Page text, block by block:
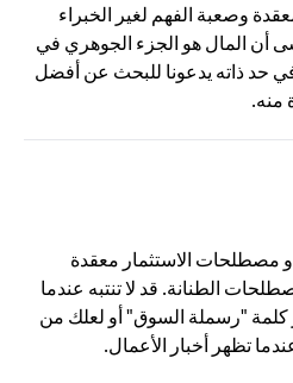
وصعبة الفهم لغير الخبراء
أن المال هو الجزء الجوهري في
في حد ذاته يدعونا للبحث عن أفضل
منه.
مصطلحات الاستثمار معقدة
الطنانة. قد لا تنتبه عندما
"رسملة السوق" أو لعلك من
تظهر أخبار الأعمال.